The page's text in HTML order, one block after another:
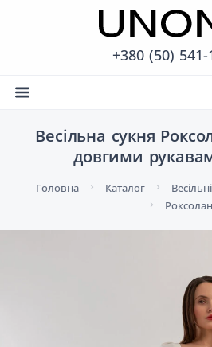
+380 (50) 541-
Весільна сукня
довгими
Головна Каталог